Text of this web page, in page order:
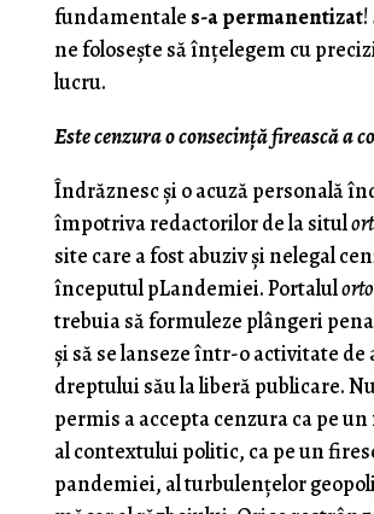
fundamentale s-a permanentizat!
ne foloseşte să înţelegem cu
lucru.
Este cenzura o consecinţă firească a
Îndrăznesc şi o acuză personală
împotriva redactorilor de la situl
site care a fost abuziv şi nelegal
începutul pLandemiei. Portalul
trebuia să formuleze plângeri
şi să se lanseze într-o activitate de
dreptului său la liberă publicare.
permis a accepta cenzura ca pe
al contextului politic, ca pe un
pandemiei, al turbulenţelor